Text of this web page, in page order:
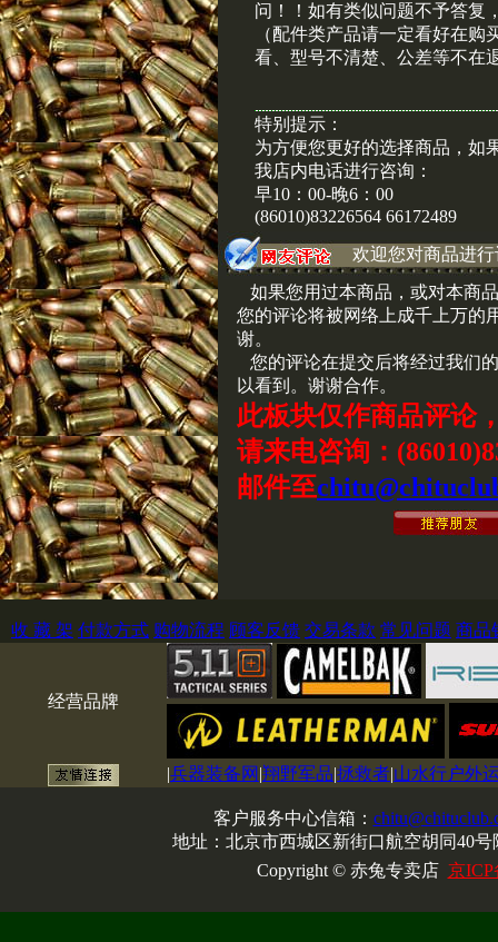
问！！如有类似问题不予答复
（配件类产品请一定看好在
看、型号不清楚、公差等不在
特别提示：
为方便您更好的选择商品，如
我店内电话进行咨询：
早10：00-晚6：00
(86010)83226564 66172489
欢迎您对商品进
如果您用过本商品，或对本商
您的评论将被网络上成千上万的
谢。
您的评论在提交后将经过我们
以看到。谢谢合作。
此板块仅作商品评论
请来电咨询：
邮件至
收 藏 架 付款方式 购物流程 顾客反馈 交易条款 常见问题 商品
经营品牌
|兵器装备网 |翔野军品|拯救者|山水行户外
客户服务中心信箱：
地址：北京市西城区新街口航空胡同40
Copyright © 赤兔专卖店 京ICP